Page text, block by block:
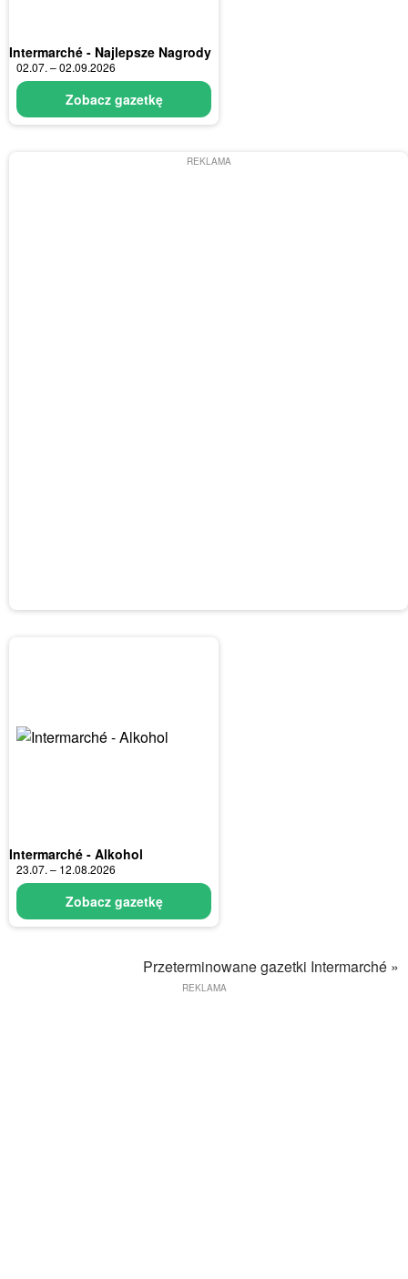
Intermarché - Najlepsze Nagrody
02.07. – 02.09.2026
Zobacz gazetkę
REKLAMA
Intermarché - Alkohol
23.07. – 12.08.2026
Zobacz gazetkę
Przeterminowane gazetki Intermarché »
REKLAMA